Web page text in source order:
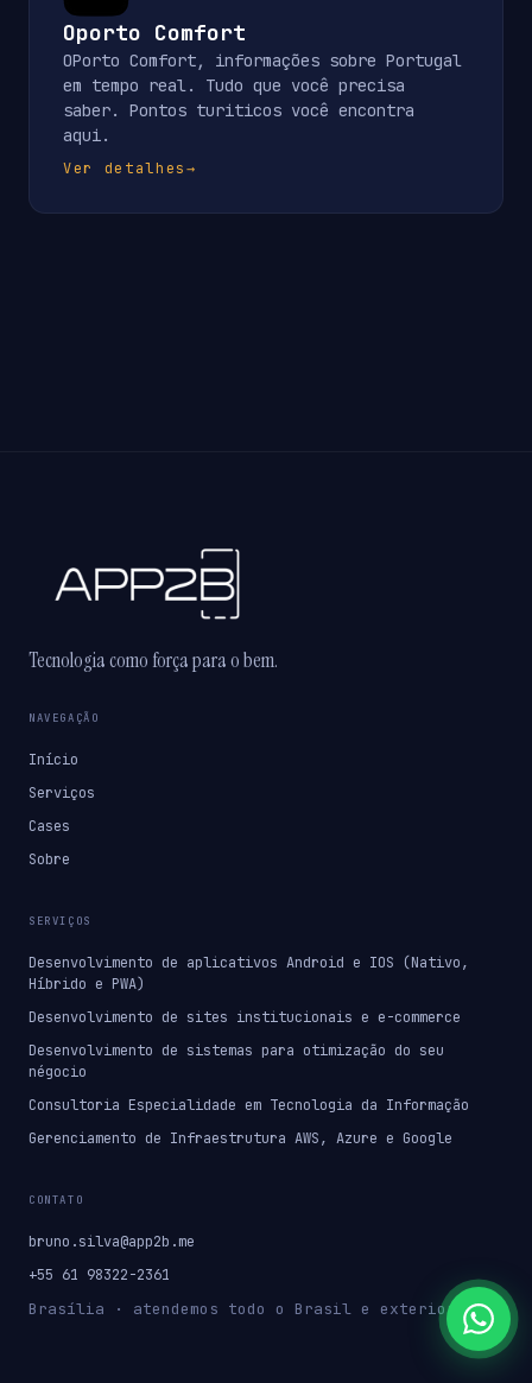
Oporto Comfort
OPorto Comfort, informações sobre Portugal
em tempo real. Tudo que você precisa
saber. Pontos turiticos você encontra
aqui.
Ver detalhes→
Tecnologia como força para o bem.
NAVEGAÇÃO
Início
Serviços
Cases
Sobre
SERVIÇOS
Desenvolvimento de aplicativos Android e IOS (Nativo,
Híbrido e PWA)
Desenvolvimento de sites institucionais e e-commerce
Desenvolvimento de sistemas para otimização do seu
négocio
Consultoria Especialidade em Tecnologia da Informação
Gerenciamento de Infraestrutura AWS, Azure e Google
CONTATO
bruno.silva@app2b.me
+55 61 98322-2361
Brasília · atendemos todo o Brasil e exterior